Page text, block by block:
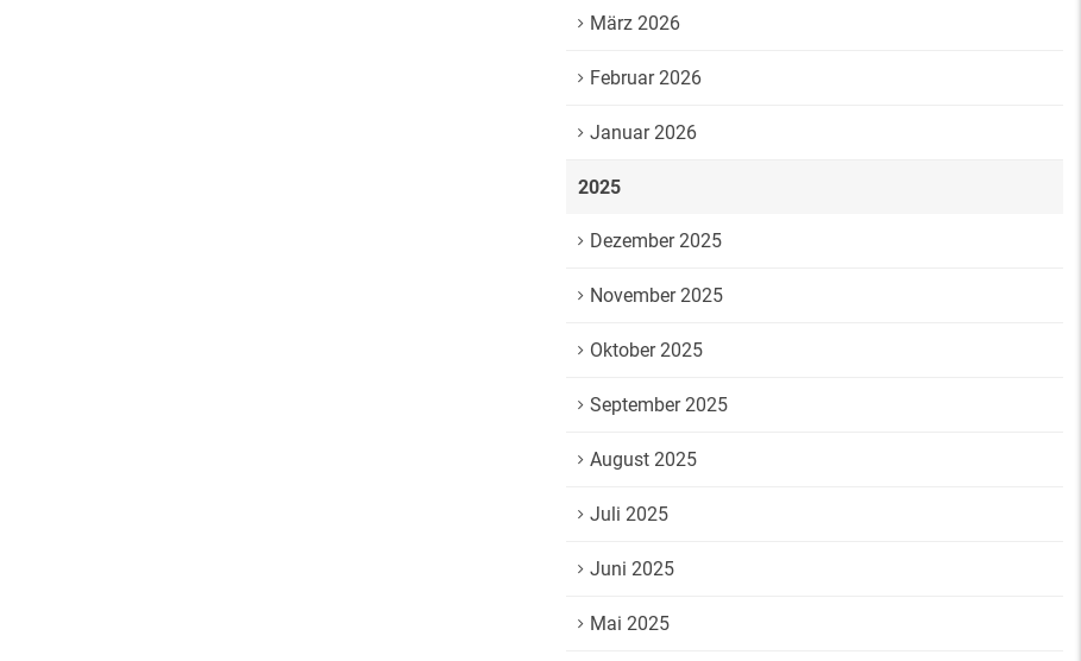
März 2026
Februar 2026
Januar 2026
2025
Dezember 2025
November 2025
Oktober 2025
September 2025
August 2025
Juli 2025
Juni 2025
Mai 2025